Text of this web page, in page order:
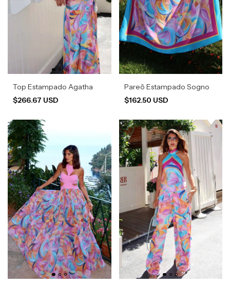
Top Estampado Agatha
$266.67 USD
Pareô Estampado Sogno
$162.50 USD